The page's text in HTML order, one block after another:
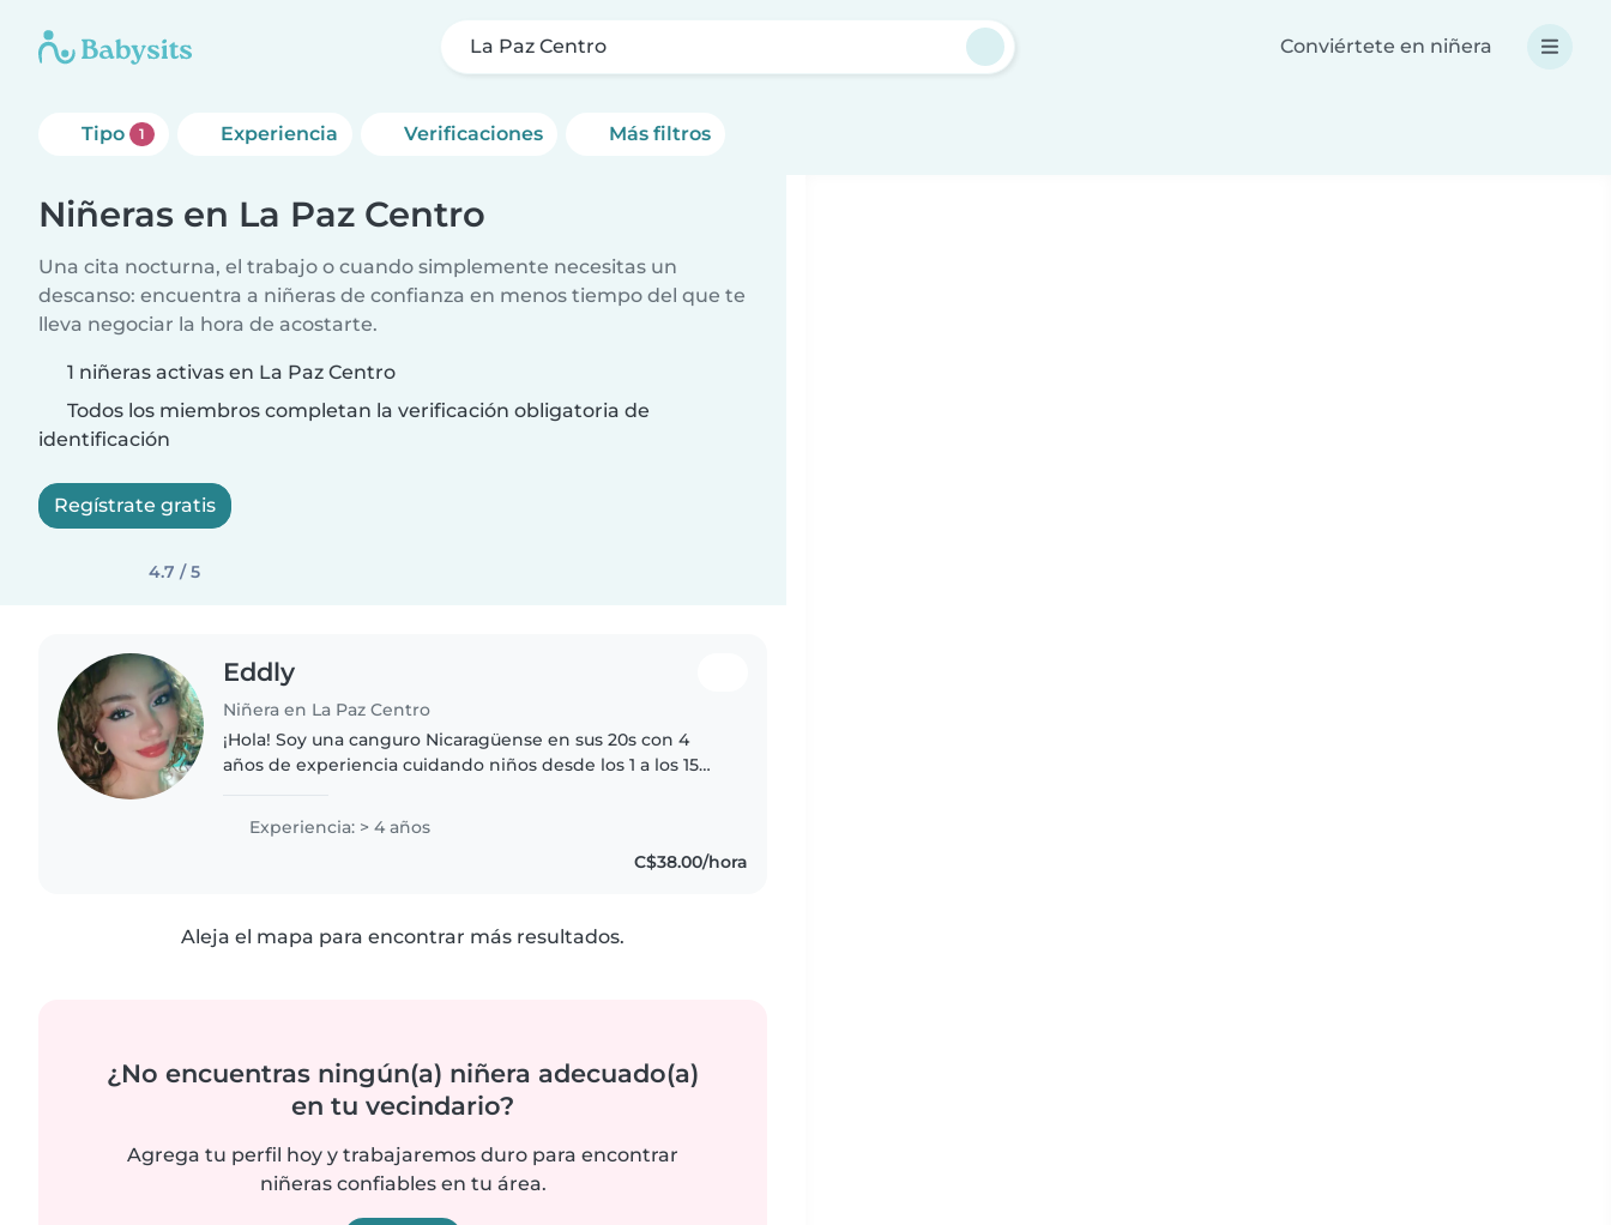
La Paz Centro Conviértete en niñera
Tipo 1 Experiencia Verificaciones Más filtros
Niñeras en La Paz Centro
Una cita nocturna, el trabajo o cuando simplemente necesitas un
descanso: encuentra a niñeras de confianza en menos tiempo del que te
lleva negociar la hora de acostarte.
1 niñeras activas en La Paz Centro
Todos los miembros completan la verificación obligatoria de
identificación
Regístrate gratis
4.7 / 5
Eddly
Niñera en La Paz Centro
¡Hola! Soy una canguro Nicaragüense en sus 20s con 4
años de experiencia cuidando niños desde los 1 a los 15
manualidades y jugar con..
Experiencia: > 4 años
C$38.00/hora
Aleja el mapa para encontrar más resultados.
¿No encuentras ningún(a) niñera adecuado(a)
en tu vecindario?
Agrega tu perfil hoy y trabajaremos duro para encontrar
niñeras confiables en tu área.